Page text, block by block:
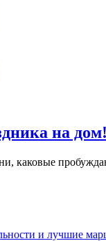
на дом!
каковые
и лучшие